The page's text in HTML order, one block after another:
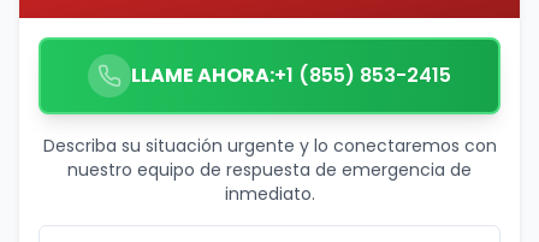
LLAME AHORA:+1 (855) 853-2415
Describa su situación urgente y lo conectaremos con
nuestro equipo de respuesta de emergencia de
inmediato.